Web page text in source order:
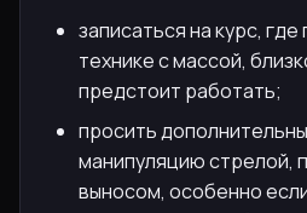
записаться на курс,
технике с массой,
предстоит работать;
просить
манипуляцию стрелой,
выносом, особенно